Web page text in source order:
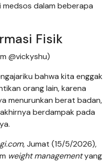
dalam beberapa
Fisik
@vickyshu)
bahwa kita enggak
orang lain, karena
menurunkan berat badan,
berdampak pada
, Jumat (15/5/2026),
weight managementyang